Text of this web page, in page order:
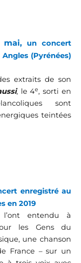
mai, un concert
(Pyrénées)
extraits de son
, le 4e, sorti en
sont
teintées
enregistré au
en 2019
entendu à
les Gens du
une chanson
France – sur un